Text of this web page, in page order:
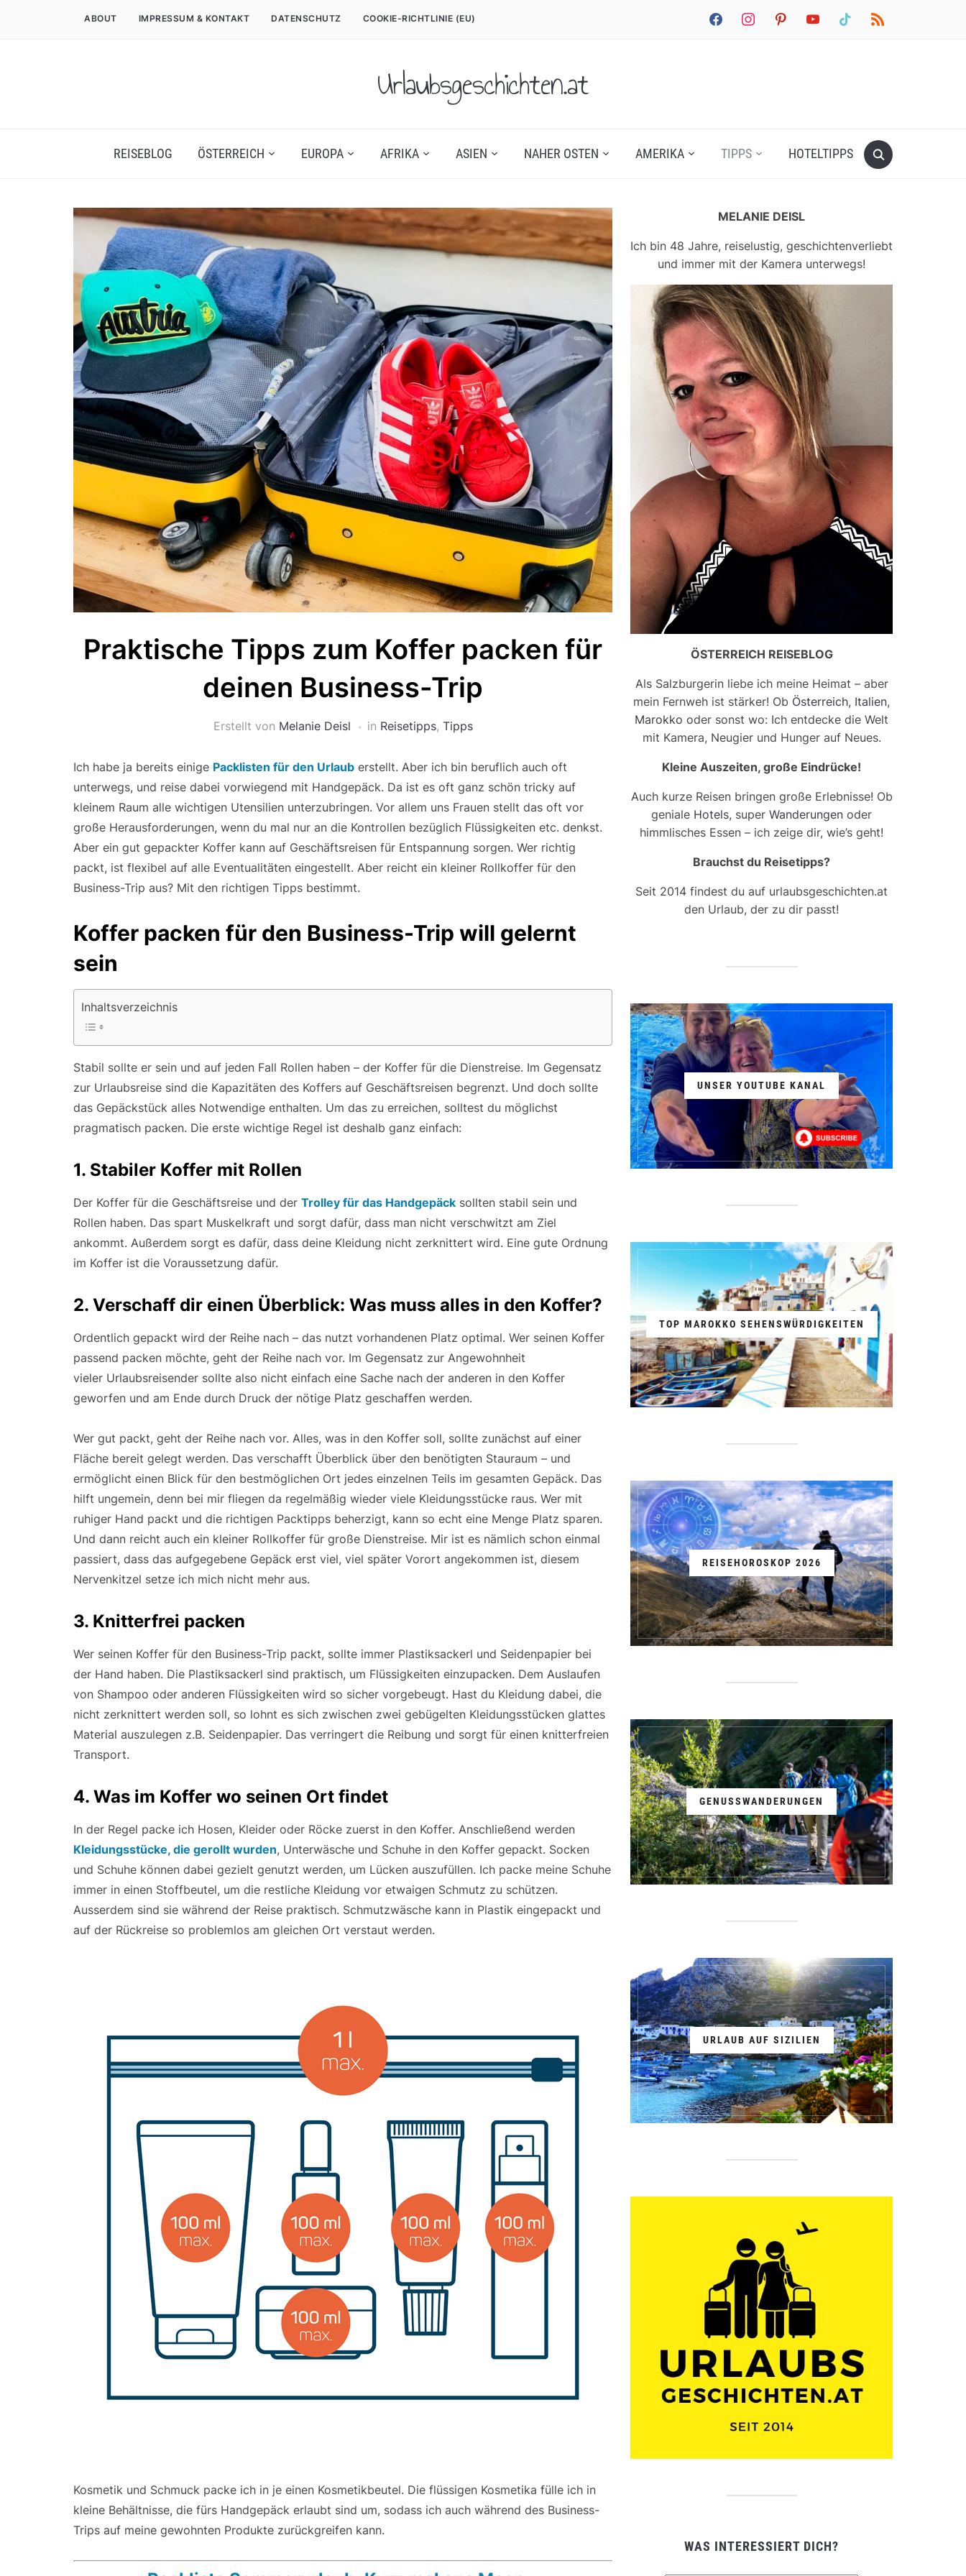
facebookinstagrampinterestyoutube tiktok rss
ABOUT IMPRESSUM & KONTAKT DATENSCHUTZ COOKIE-RICHTLINIE (EU)
Urlaubsgeschichten.at
REISEBLOG ÖSTERREICH EUROPA AFRIKA ASIEN NAHER OSTEN AMERIKA TIPPS HOTELTIPPS
Praktische Tipps zum Koffer packen für
deinen Business-Trip
Erstellt von Melanie Deisl in Reisetipps, Tipps
Ich habe ja bereits einige Packlisten für den Urlaub erstellt. Aber ich bin beruflich auch oft
unterwegs, und reise dabei vorwiegend mit Handgepäck. Da ist es oft ganz schön tricky auf
kleinem Raum alle wichtigen Utensilien unterzubringen. Vor allem uns Frauen stellt das oft vor
große Herausforderungen, wenn du mal nur an die Kontrollen bezüglich Flüssigkeiten etc. denkst.
Aber ein gut gepackter Koffer kann auf Geschäftsreisen für Entspannung sorgen. Wer richtig
packt, ist flexibel auf alle Eventualitäten eingestellt. Aber reicht ein kleiner Rollkoffer für den
Business-Trip aus? Mit den richtigen Tipps bestimmt.
Koffer packen für den Business-Trip will gelernt
sein
Inhaltsverzeichnis
Stabil sollte er sein und auf jeden Fall Rollen haben – der Koffer für die Dienstreise. Im Gegensatz
zur Urlaubsreise sind die Kapazitäten des Koffers auf Geschäftsreisen begrenzt. Und doch sollte
das Gepäckstück alles Notwendige enthalten. Um das zu erreichen, solltest du möglichst
pragmatisch packen. Die erste wichtige Regel ist deshalb ganz einfach:
1. Stabiler Koffer mit Rollen
Der Koffer für die Geschäftsreise und der Trolley für das Handgepäck sollten stabil sein und
Rollen haben. Das spart Muskelkraft und sorgt dafür, dass man nicht verschwitzt am Ziel
ankommt. Außerdem sorgt es dafür, dass deine Kleidung nicht zerknittert wird. Eine gute Ordnung
im Koffer ist die Voraussetzung dafür.
2. Verschaff dir einen Überblick: Was muss alles in den Koffer?
Ordentlich gepackt wird der Reihe nach – das nutzt vorhandenen Platz optimal. Wer seinen Koffer
passend packen möchte, geht der Reihe nach vor. Im Gegensatz zur Angewohnheit
vieler Urlaubsreisender sollte also nicht einfach eine Sache nach der anderen in den Koffer
geworfen und am Ende durch Druck der nötige Platz geschaffen werden.
Wer gut packt, geht der Reihe nach vor. Alles, was in den Koffer soll, sollte zunächst auf einer
Fläche bereit gelegt werden. Das verschafft Überblick über den benötigten Stauraum – und
ermöglicht einen Blick für den bestmöglichen Ort jedes einzelnen Teils im gesamten Gepäck. Das
hilft ungemein, denn bei mir fliegen da regelmäßig wieder viele Kleidungsstücke raus. Wer mit
ruhiger Hand packt und die richtigen Packtipps beherzigt, kann so echt eine Menge Platz sparen.
Und dann reicht auch ein kleiner Rollkoffer für große Dienstreise. Mir ist es nämlich schon einmal
passiert, dass das aufgegebene Gepäck erst viel, viel später Vorort angekommen ist, diesem
Nervenkitzel setze ich mich nicht mehr aus.
3. Knitterfrei packen
Wer seinen Koffer für den Business-Trip packt, sollte immer Plastiksackerl und Seidenpapier bei
der Hand haben. Die Plastiksackerl sind praktisch, um Flüssigkeiten einzupacken. Dem Auslaufen
von Shampoo oder anderen Flüssigkeiten wird so sicher vorgebeugt. Hast du Kleidung dabei, die
nicht zerknittert werden soll, so lohnt es sich zwischen zwei gebügelten Kleidungsstücken glattes
Material auszulegen z.B. Seidenpapier. Das verringert die Reibung und sorgt für einen knitterfreien
Transport.
4. Was im Koffer wo seinen Ort findet
In der Regel packe ich Hosen, Kleider oder Röcke zuerst in den Koffer. Anschließend werden
Kleidungsstücke, die gerollt wurden, Unterwäsche und Schuhe in den Koffer gepackt. Socken
und Schuhe können dabei gezielt genutzt werden, um Lücken auszufüllen. Ich packe meine Schuhe
immer in einen Stoffbeutel, um die restliche Kleidung vor etwaigen Schmutz zu schützen.
Ausserdem sind sie während der Reise praktisch. Schmutzwäsche kann in Plastik eingepackt und
auf der Rückreise so problemlos am gleichen Ort verstaut werden.
Kosmetik und Schmuck packe ich in je einen Kosmetikbeutel. Die flüssigen Kosmetika fülle ich in
kleine Behältnisse, die fürs Handgepäck erlaubt sind um, sodass ich auch während des Business-
Trips auf meine gewohnten Produkte zurückgreifen kann.
MELANIE DEISL
Ich bin 48 Jahre, reiselustig, geschichtenverliebt
und immer mit der Kamera unterwegs!
ÖSTERREICH REISEBLOG
Als Salzburgerin liebe ich meine Heimat – aber
mein Fernweh ist stärker! Ob Österreich, Italien,
Marokko oder sonst wo: Ich entdecke die Welt
mit Kamera, Neugier und Hunger auf Neues.
Kleine Auszeiten, große Eindrücke!
Auch kurze Reisen bringen große Erlebnisse! Ob
geniale Hotels, super Wanderungen oder
himmlisches Essen – ich zeige dir, wie’s geht!
Brauchst du Reisetipps?
Seit 2014 findest du auf urlaubsgeschichten.at
den Urlaub, der zu dir passt!
UNSER YOUTUBE KANAL
TOP MAROKKO SEHENSWÜRDIGKEITEN
REISEHOROSKOP 2026
GENUSSWANDERUNGEN
URLAUB AUF SIZILIEN
WAS INTERESSIERT DICH?